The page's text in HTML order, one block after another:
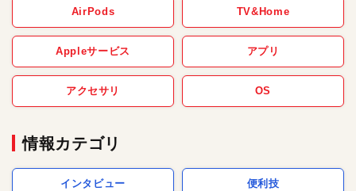
AirPods TV&Home
Appleサービス アプリ
アクセサリ OS
情報カテゴリ
インタビュー 便利技